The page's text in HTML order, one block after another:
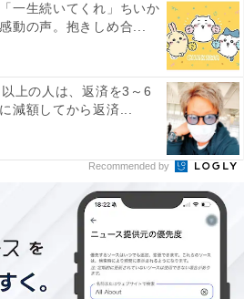
主演：香取慎吾（29.8%）
マ作品」ランキング第1位に輝
された大河ドラマ第43作『新選
一生続いてくれ」ちいか
動の声。抱きしめ合...
上の人は、返済を3～6
減額してから返済...
Recommended by